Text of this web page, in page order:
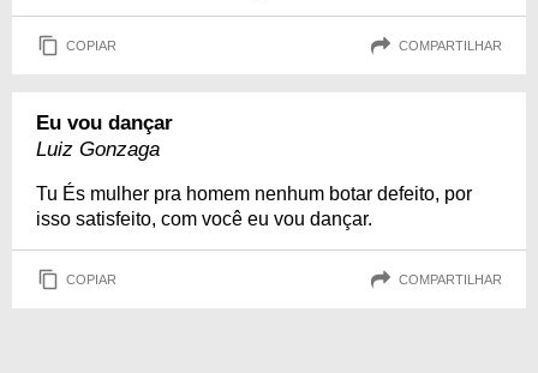
COPIAR COMPARTILHAR
Eu vou dançar
Luiz Gonzaga
Tu És mulher pra homem nenhum botar defeito, por
isso satisfeito, com você eu vou dançar.
COPIAR COMPARTILHAR